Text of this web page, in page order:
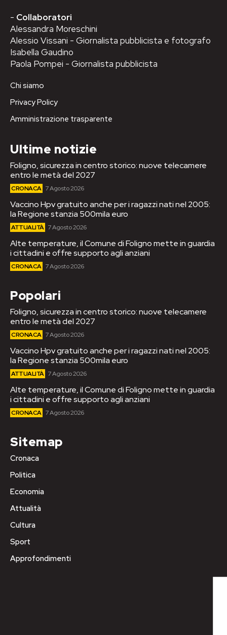
- Collaboratori
Alessandra Moreschini
Alessio Vissani - Giornalista pubblicista e fotografo
Isabella Gaudino
Paola Pompei - Giornalista pubblicista
Chi siamo
Privacy Policy
Amministrazione trasparente
Ultime notizie
Foligno, sicurezza in centro storico: nuove telecamere
entro le metà del 2027
CRONACA 7 Agosto 2026
Vaccino Hpv gratuito anche per i ragazzi nati nel 2005:
la Regione stanzia 500mila euro
ATTUALITÀ 7 Agosto 2026
Alte temperature, il Comune di Foligno mette in guardia
i cittadini e offre supporto agli anziani
CRONACA 7 Agosto 2026
Popolari
Foligno, sicurezza in centro storico: nuove telecamere
entro le metà del 2027
CRONACA 7 Agosto 2026
Vaccino Hpv gratuito anche per i ragazzi nati nel 2005:
la Regione stanzia 500mila euro
ATTUALITÀ 7 Agosto 2026
Alte temperature, il Comune di Foligno mette in guardia
i cittadini e offre supporto agli anziani
CRONACA 7 Agosto 2026
Sitemap
Cronaca
Politica
Economia
Attualità
Cultura
Sport
Approfondimenti